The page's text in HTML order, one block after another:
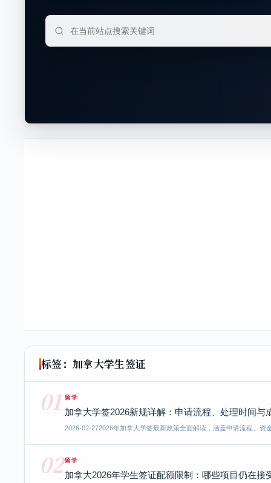
标签：加拿大学生签证
01 留学
加拿大学签2026新规详解：申请流程、处理时间与
2026-02-272026年加拿大学签最新政策全面解读，涵盖申请流程、资
02留学
加拿大2026年学生签证配额限制：哪些项目仍在接